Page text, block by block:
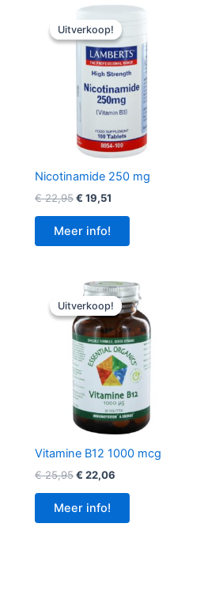
Uitverkoop!
Uitverkoop!
Nicotinamide 250 mg
€22,95Oorspronkelijke
was:
€ 22,95.
€ 19,51
Meer info!
Uitverkoop!
Uitverkoop!
Vitamine B12 1000 mcg
€25,95Oorspronkelijke
was:
€ 25,95.
€ 22,06
Meer info!